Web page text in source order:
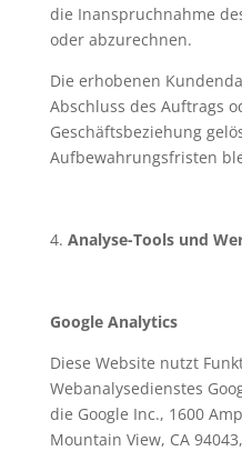
die Inanspruchnahme
oder abzurechnen.
Die erhobenen
Abschluss des Auftrags
Geschäftsbeziehung
Aufbewahrungsfristen
4. Analyse-Tools und
Google Analytics
Diese Website nutzt
Webanalysedienstes
die Google Inc., 1600
Mountain View, CA